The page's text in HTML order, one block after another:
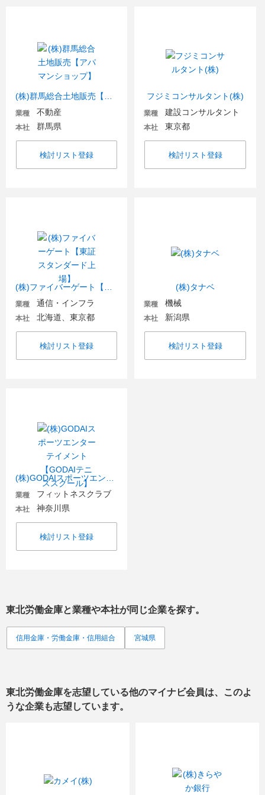
業種 不動産
本社 群馬県
検討リスト登録
フジミコンサルタント(株)
業種 建設コンサルタント
本社 東京都
検討リスト登録
業種 通信・インフラ
本社 北海道、東京都
検討リスト登録
(株)タナベ
業種 機械
本社 新潟県
検討リスト登録
業種 フィットネスクラブ
本社 神奈川県
検討リスト登録
東北労働金庫と業種や本社が同じ企業を探す。
信用金庫・労働金庫・信用組合 宮城県
東北労働金庫を志望している他のマイナビ会員は、このよ
うな企業も志望しています。